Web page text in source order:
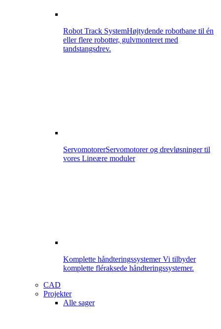
Robot Track SystemHøjtydende robotbane til én
eller flere robotter, gulvmonteret med
tandstangsdrev.
ServomotorerServomotorer og drevløsninger til
vores Lineære moduler
Komplette håndteringssystemerVi tilbyder
komplette fléraksede håndteringssystemer.
CAD
Projekter
Alle sager